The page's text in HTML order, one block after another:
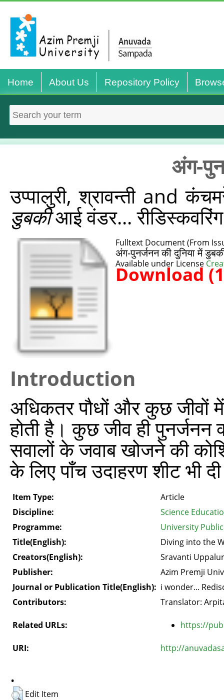
Home About Us Repository Policy
अंग-
उप्‍पालुरी, श्रावन्‍तीand
डुबकीआई वंडर...
Fulltext Document (From
अंग-पुनर्जनन की दुनिया में
Available under License
Download
Introduction
अधिकतर पौधों और कुछ जीवों
होती है। कुछ जीव ही
सवालों के जवाब खोजने की
के लिए पाँच उदाहरण शीट भी
Item Type:
Article
Discipline:
Science
Programme:
University
Title(English):
Diving into the
Creators(English):
Sravanti
Publisher:
Azim Premji
Journal or Publication Title(English): i wonder...
Contributors:
Translator:
Related URLs: https://
URI: http://
.
Edit Item